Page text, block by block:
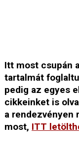
Itt most csupán
tartalmát
pedig az egyes
cikkeinket is
a rendezvényen
most, ITT